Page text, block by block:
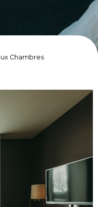
Chambres